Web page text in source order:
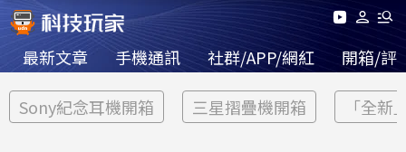
最新文章 手機通訊 社群/APP/網紅 開箱/評
Sony紀念耳機開箱 三星摺疊機開箱 「全新